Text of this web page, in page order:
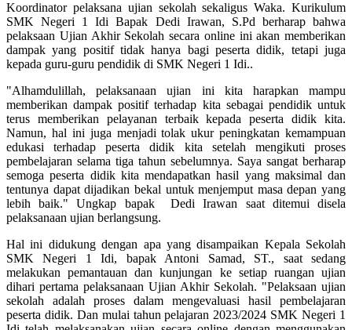
Koordinator pelaksana ujian sekolah sekaligus Waka. Kurikulum
SMK Negeri 1 Idi Bapak Dedi Irawan, S.Pd berharap bahwa
pelaksaan Ujian Akhir Sekolah secara online ini akan memberikan
dampak yang positif tidak hanya bagi peserta didik, tetapi juga
kepada guru-guru pendidik di SMK Negeri 1 Idi..
"Alhamdulillah, pelaksanaan ujian ini kita harapkan mampu
memberikan dampak positif terhadap kita sebagai pendidik untuk
terus memberikan pelayanan terbaik kepada peserta didik kita.
Namun, hal ini juga menjadi tolak ukur peningkatan kemampuan
edukasi terhadap peserta didik kita setelah mengikuti proses
pembelajaran selama tiga tahun sebelumnya. Saya sangat berharap
semoga peserta didik kita mendapatkan hasil yang maksimal dan
tentunya dapat dijadikan bekal untuk menjemput masa depan yang
lebih baik." Ungkap bapak Dedi Irawan saat ditemui disela
pelaksanaan ujian berlangsung.
Hal ini didukung dengan apa yang disampaikan Kepala Sekolah
SMK Negeri 1 Idi, bapak Antoni Samad, ST., saat sedang
melakukan pemantauan dan kunjungan ke setiap ruangan ujian
dihari pertama pelaksanaan Ujian Akhir Sekolah. "Pelaksaan ujian
sekolah adalah proses dalam mengevaluasi hasil pembelajaran
peserta didik. Dan mulai tahun pelajaran 2023/2024 SMK Negeri 1